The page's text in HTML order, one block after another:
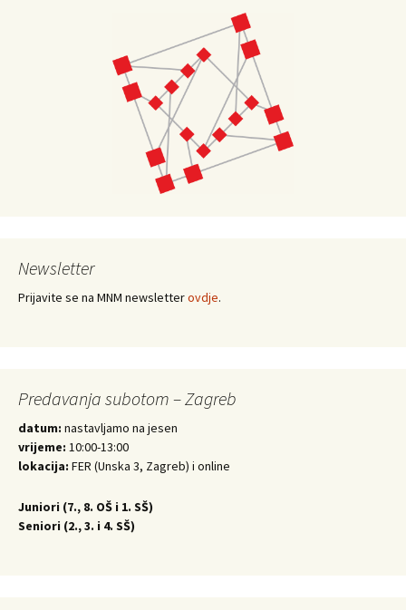
Newsletter
Prijavite se na MNM newsletterovdje.
Predavanja subotom – Zagreb
datum: nastavljamo na jesen
vrijeme: 10:00-13:00
lokacija: FER (Unska 3, Zagreb) i online
Juniori (7., 8. OŠ i 1. SŠ)
Seniori (2., 3. i 4. SŠ)